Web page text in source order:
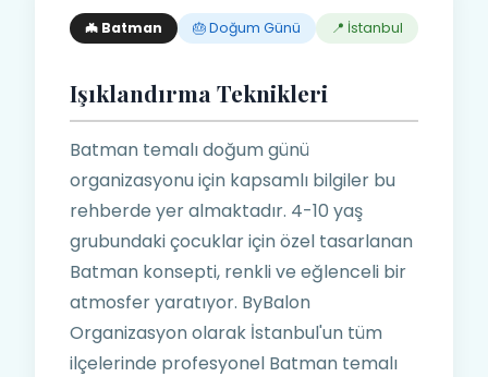
🦇 Batman 🎂 Doğum Günü 📍 İstanbul
Işıklandırma Teknikleri
Batman temalı doğum günü
organizasyonu için kapsamlı bilgiler bu
rehberde yer almaktadır. 4-10 yaş
grubundaki çocuklar için özel tasarlanan
Batman konsepti, renkli ve eğlenceli bir
atmosfer yaratıyor. ByBalon
Organizasyon olarak İstanbul'un tüm
ilçelerinde profesyonel Batman temalı